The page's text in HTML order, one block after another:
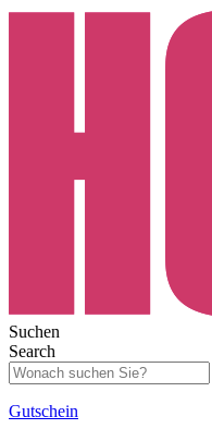
Suchen
Search
Gutschein